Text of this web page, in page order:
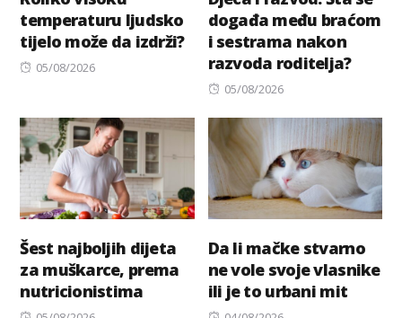
temperaturu ljudsko
tijelo može da izdrži?
Posted
05/08/2026
događa među braćom
i sestrama nakon
razvoda roditelja?
Posted
05/08/2026
Šest najboljih dijeta
za muškarce, prema
nutricionistima
Da li mačke stvarno
ne vole svoje vlasnike
ili je to urbani mit